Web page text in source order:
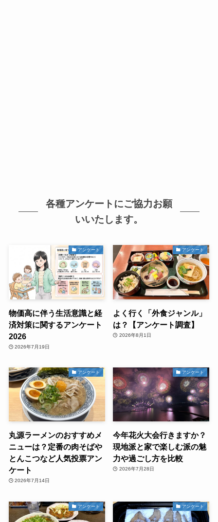
各種アンケートにご協力お願
いいたします。
アンケート
物価高に伴う生活意識と経
済対策に関するアンケート
2026
2026年7月19日
アンケート
よく行く「外食ジャンル」
は？【アンケート調査】
2026年8月1日
アンケート
丸源ラーメンのおすすめメ
ニューは？定番の肉そばや
とんこつなど人気投票アン
ケート
2026年7月14日
アンケート
今年花火大会行きますか？
現地派と家で楽しむ派の魅
力や過ごし方を比較
2026年7月28日
アンケート アンケート